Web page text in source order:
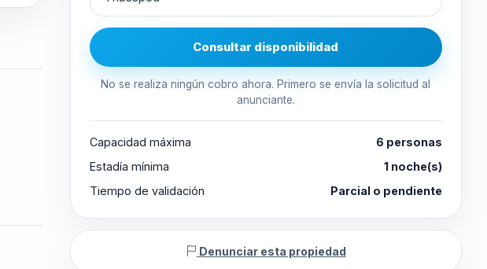
Consultar disponibilidad
No se realiza ningún cobro ahora. Primero se envía la solicitud al
anunciante.
Capacidad máxima
6 personas
Estadía mínima
1 noche(s)
Tiempo de validación
Parcial o pendiente
Denunciar esta propiedad